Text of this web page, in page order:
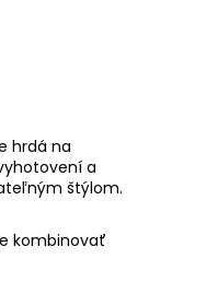
hrdá na
a
štýlom.
kombinovať